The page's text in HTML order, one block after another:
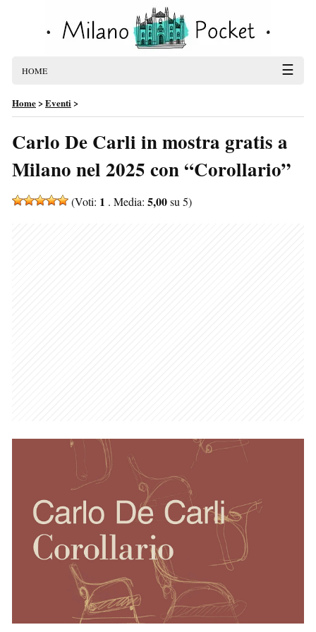
HOME ☰
Home>Eventi>
Carlo De Carli in mostra gratis a
Milano nel 2025 con “Corollario”
(Voti: 1 . Media: 5,00su 5)